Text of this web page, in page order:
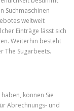
Suchmaschinen
weltweit
Einträge lässt sich
Weiterhin besteht
The Sugarbeets.
können Sie
Abrechnungs- und